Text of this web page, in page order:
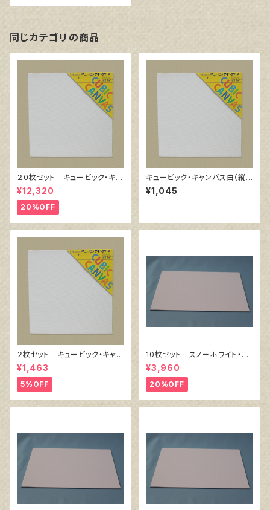
同じカテゴリの商品
２０枚セット キュービック・キャ
ンバス白（縦200㎜×横200㎜×
厚38㎜）
¥12,320
20%OFF
キュービック・キャンバス白（縦3
00㎜×横300㎜×厚38㎜）
¥1,045
２枚セット キュービック・キャン
バス白（縦200㎜×横200㎜×厚
38㎜）
¥1,463
5%OFF
10枚セット スノーホワイト・キ
ャンバスボード F4 サイズ
333㎜x242㎜
¥3,960
20%OFF